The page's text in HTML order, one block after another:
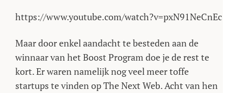
https://www.youtube.com/watch?v=pxN91NeCnEc
Maar door enkel aandacht te besteden aan de
winnaar van het Boost Program doe je de rest te
kort. Er waren namelijk nog veel meer toffe
startups te vinden op The Next Web. Acht van hen